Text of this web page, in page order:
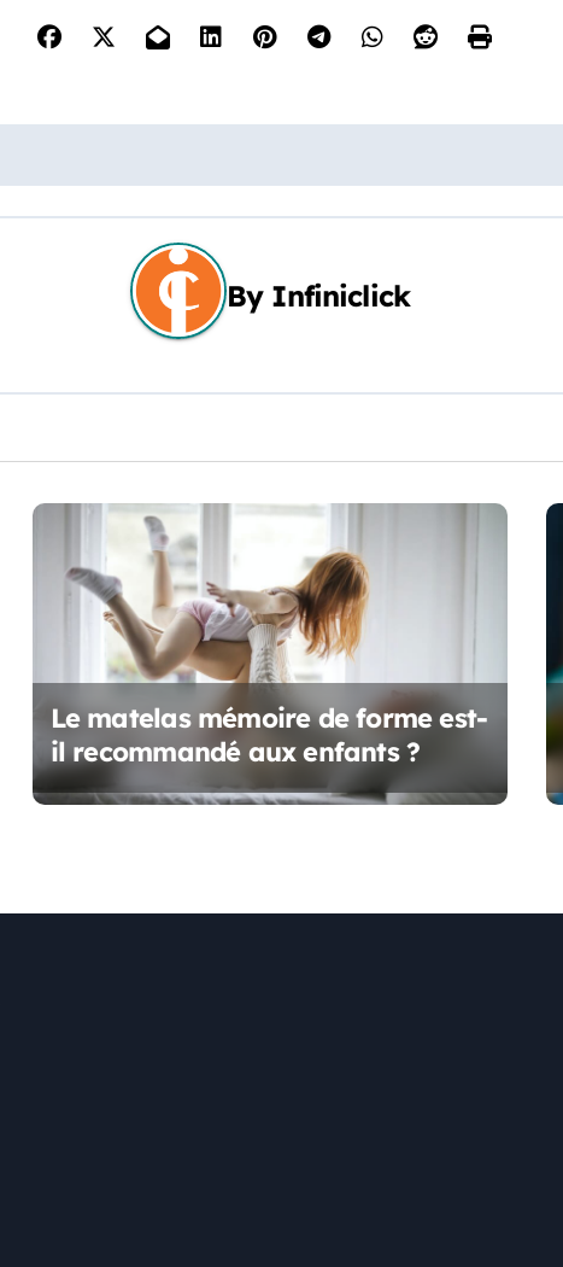
By Infiniclick
Le matelas mémoire de forme est-
il recommandé aux enfants ?